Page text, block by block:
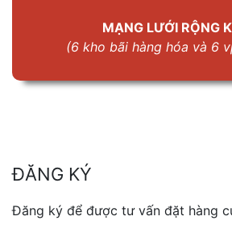
MẠNG LƯỚI RỘNG
(6 kho bãi hàng hóa và 6
ĐĂNG KÝ
Đăng ký để được tư vấn đặt hàng